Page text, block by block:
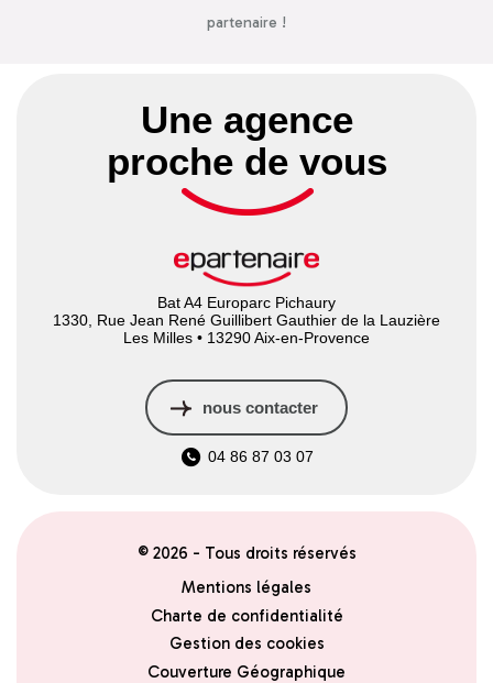
partenaire !
Une agence
proche de vous
Bat A4 Europarc Pichaury
1330, Rue Jean René Guillibert Gauthier de la Lauzière
Les Milles • 13290 Aix-en-Provence
nous contacter
04 86 87 03 07
© 2026 - Tous droits réservés
Mentions légales
Charte de confidentialité
Gestion des cookies
Couverture Géographique